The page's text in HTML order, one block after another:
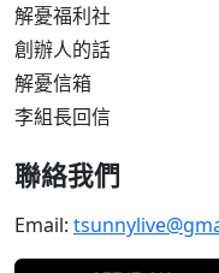
解憂福利社
創辦人的話
解憂信箱
李組長回信
聯絡我們
Email: